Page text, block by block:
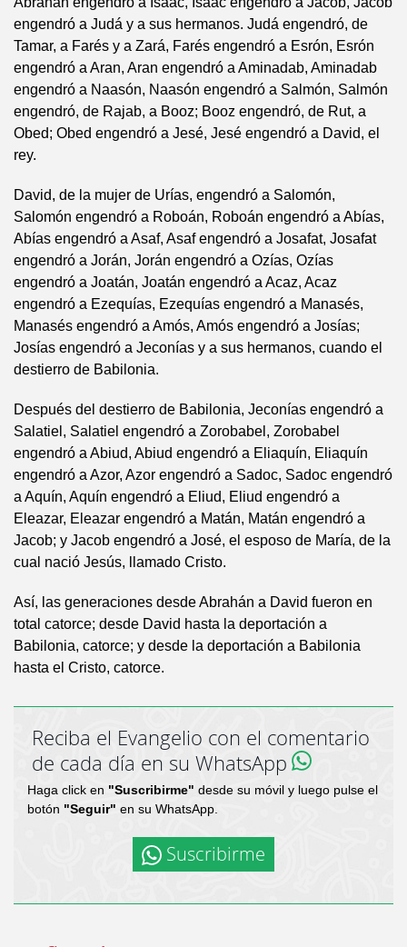
engendró a Judá y a sus hermanos. Judá engendró, de
Tamar, a Farés y a Zará, Farés engendró a Esrón, Esrón
engendró a Aran, Aran engendró a Aminadab, Aminadab
engendró a Naasón, Naasón engendró a Salmón, Salmón
engendró, de Rajab, a Booz; Booz engendró, de Rut, a
Obed; Obed engendró a Jesé, Jesé engendró a David, el
rey.
David, de la mujer de Urías, engendró a Salomón,
Salomón engendró a Roboán, Roboán engendró a Abías,
Abías engendró a Asaf, Asaf engendró a Josafat, Josafat
engendró a Jorán, Jorán engendró a Ozías, Ozías
engendró a Joatán, Joatán engendró a Acaz, Acaz
engendró a Ezequías, Ezequías engendró a Manasés,
Manasés engendró a Amós, Amós engendró a Josías;
Josías engendró a Jeconías y a sus hermanos, cuando el
destierro de Babilonia.
Después del destierro de Babilonia, Jeconías engendró a
Salatiel, Salatiel engendró a Zorobabel, Zorobabel
engendró a Abiud, Abiud engendró a Eliaquín, Eliaquín
engendró a Azor, Azor engendró a Sadoc, Sadoc engendró
a Aquín, Aquín engendró a Eliud, Eliud engendró a
Eleazar, Eleazar engendró a Matán, Matán engendró a
Jacob; y Jacob engendró a José, el esposo de María, de la
cual nació Jesús, llamado Cristo.
Así, las generaciones desde Abrahán a David fueron en
total catorce; desde David hasta la deportación a
Babilonia, catorce; y desde la deportación a Babilonia
hasta el Cristo, catorce.
Reciba el Evangelio con el comentario
de cada día en su WhatsApp
Haga click en "Suscribirme" desde su móvil y luego pulse el
botón "Seguir" en su WhatsApp.
Suscribirme